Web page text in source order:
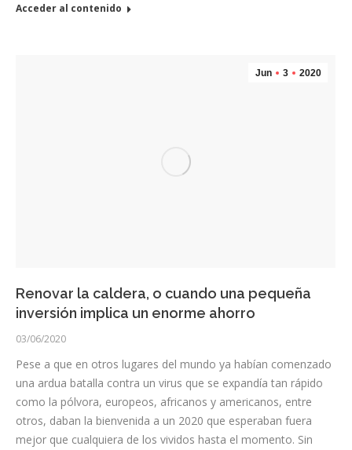
Acceder al contenido
Jun 3 2020
Renovar la caldera, o cuando una pequeña
inversión implica un enorme ahorro
03/06/2020
Pese a que en otros lugares del mundo ya habían comenzado
una ardua batalla contra un virus que se expandía tan rápido
como la pólvora, europeos, africanos y americanos, entre
otros, daban la bienvenida a un 2020 que esperaban fuera
mejor que cualquiera de los vividos hasta el momento. Sin